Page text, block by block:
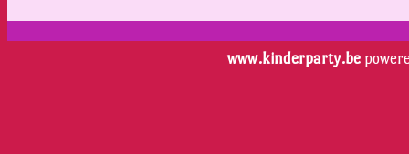
www.kinderparty.be